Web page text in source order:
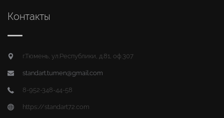
Контакты
г.Тюмень, ул.Республики, д.81, оф.307
standart.tumen@gmail.com
8-952-348-44-58
https://standart72.com